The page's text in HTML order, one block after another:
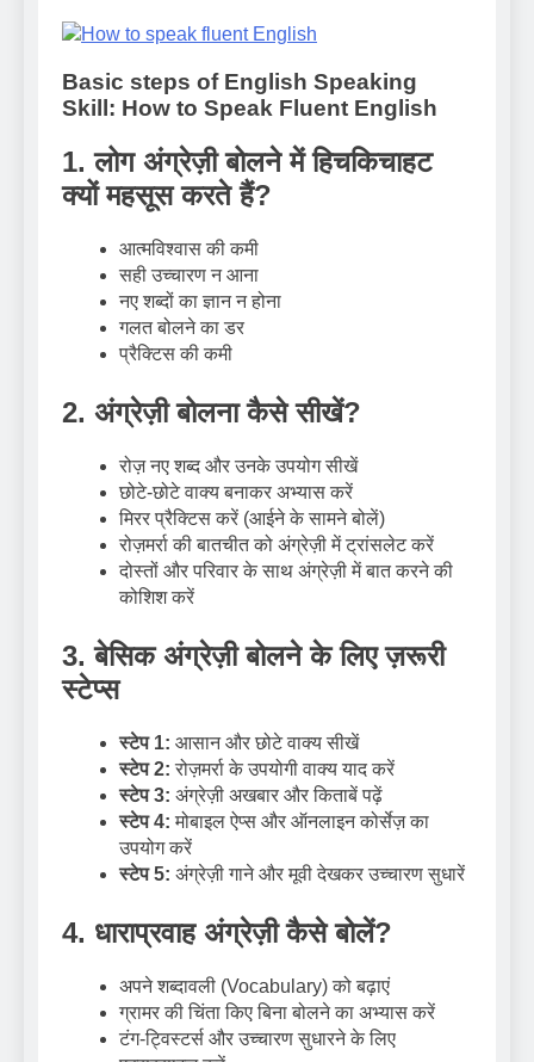
Basic steps of English Speaking
Skill: How to Speak Fluent English
1. लोग अंग्रेज़ी बोलने में हिचकिचाहट
क्यों महसूस करते हैं?
आत्मविश्वास की कमी
सही उच्चारण न आना
नए शब्दों का ज्ञान न होना
गलत बोलने का डर
प्रैक्टिस की कमी
2. अंग्रेज़ी बोलना कैसे सीखें?
रोज़ नए शब्द और उनके उपयोग सीखें
छोटे-छोटे वाक्य बनाकर अभ्यास करें
मिरर प्रैक्टिस करें (आईने के सामने बोलें)
रोज़मर्रा की बातचीत को अंग्रेज़ी में ट्रांसलेट करें
दोस्तों और परिवार के साथ अंग्रेज़ी में बात करने की
कोशिश करें
3. बेसिक अंग्रेज़ी बोलने के लिए ज़रूरी
स्टेप्स
स्टेप 1: आसान और छोटे वाक्य सीखें
स्टेप 2: रोज़मर्रा के उपयोगी वाक्य याद करें
स्टेप 3: अंग्रेज़ी अखबार और किताबें पढ़ें
स्टेप 4: मोबाइल ऐप्स और ऑनलाइन कोर्सेज़ का
उपयोग करें
स्टेप 5: अंग्रेज़ी गाने और मूवी देखकर उच्चारण सुधारें
4. धाराप्रवाह अंग्रेज़ी कैसे बोलें?
अपने शब्दावली (Vocabulary) को बढ़ाएं
ग्रामर की चिंता किए बिना बोलने का अभ्यास करें
टंग-ट्विस्टर्स और उच्चारण सुधारने के लिए